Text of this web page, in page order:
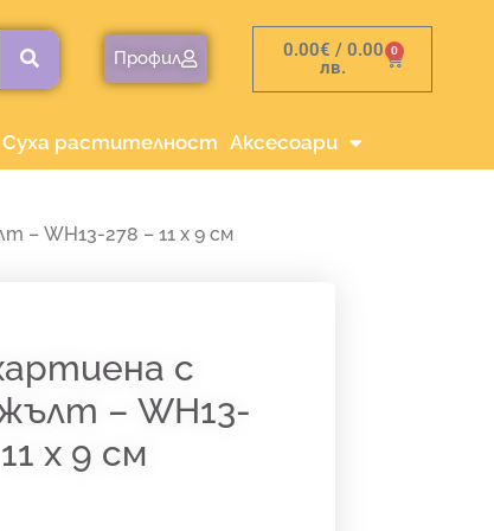
Профил 0.00€ / 0.00
лв.
0
Cart
Суха растителност Аксесоари
– WH13-278 – 11 х 9 см
с
– WH13-
х 9 см